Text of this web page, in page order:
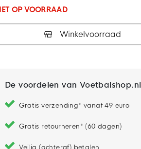
OP VOORRAAD
Winkelvoorraad
De voordelen van Voetbalshop.nl
Gratis verzending* vanaf 49 euro
Gratis retourneren* (60 dagen)
Veilig (achteraf) betalen